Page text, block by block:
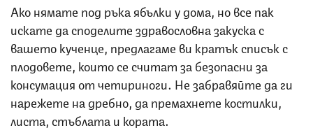
Ако нямате под ръка ябълки у дома, но все пак
искате да споделите здравословна закуска с
вашето кученце, предлагаме ви кратък списък с
плодовете, които се считат за безопасни за
консумация от четириноги. Не забравяйте да ги
нарежете на дребно, да премахнете костилки,
листа, стъблата и кората.